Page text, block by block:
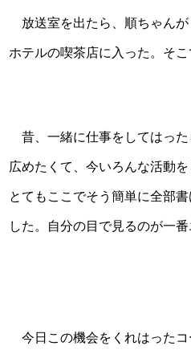
放送室を出たら、順ちゃんが
ホテルの喫茶店に入った。そ
昔、一緒に仕事をしてはった
広めたくて、今いろんな活動
とてもここでそう簡単に全部
した。自分の目で見るのが一番
今日この機会をくれはったコ